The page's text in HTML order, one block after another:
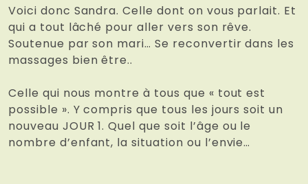
Voici donc Sandra. Celle dont on vous parlait. Et
qui a tout lâché pour aller vers son rêve.
Soutenue par son mari… Se reconvertir dans les
massages bien être..
Celle qui nous montre à tous que « tout est
possible ». Y compris que tous les jours soit un
nouveau JOUR 1. Quel que soit l’âge ou le
nombre d’enfant, la situation ou l’envie…